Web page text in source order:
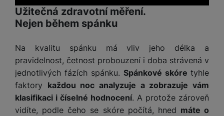
Užitečná zdravotní měření.
Nejen během spánku
Na kvalitu spánku má vliv jeho délka a
pravidelnost, četnost probouzení i doba strávená v
jednotlivých fázích spánku. Spánkové skóre tyhle
faktory každou noc analyzuje a zobrazuje vám
klasifikaci i číselné hodnocení. A protože zároveň
vidíte, podle čeho se skóre počítá, hned máte o